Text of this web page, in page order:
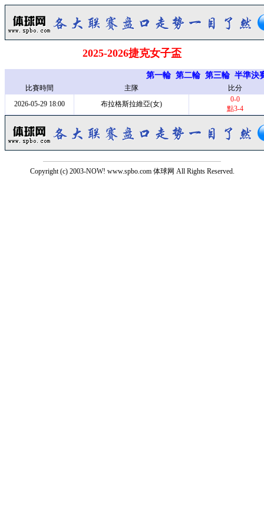
2025-2026捷克女子盃
第一輪 第二輪 第三輪 半準決
比賽時間 主隊
比分
2026-05-29 18:00
布拉格斯拉維亞(女)
0-0
點3-4
Copyright (c) 2003-NOW! www.spbo.com 体球网 All Rights Reserved.